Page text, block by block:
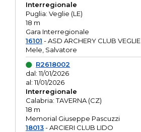
Interregionale
Puglia: Veglie (LE)
18 m
Gara Interregionale
16101 - ASD ARCHERY CLUB VEGLIE
Mele, Salvatore
R2618002
dal: 11/01/2026
al: 11/01/2026
Interregionale
Calabria: TAVERNA (CZ)
18 m
Memorial Giuseppe Pascuzzi
18013- ARCIERI CLUB LIDO